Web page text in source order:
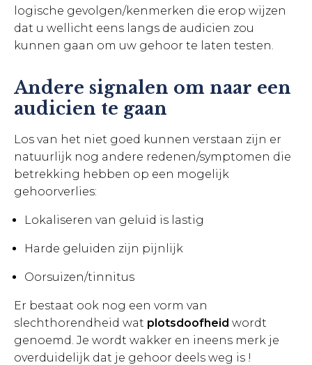
logische gevolgen/kenmerken die erop wijzen
dat u wellicht eens langs de audicien zou
kunnen gaan om uw gehoor te laten testen.
Andere signalen om naar een
audicien te gaan
Los van het niet goed kunnen verstaan zijn er
natuurlijk nog andere redenen/symptomen die
betrekking hebben op een mogelijk
gehoorverlies:
Lokaliseren van geluid is lastig
Harde geluiden zijn pijnlijk
Oorsuizen/tinnitus
Er bestaat ook nog een vorm van
slechthorendheid wat plotsdoofheid wordt
genoemd. Je wordt wakker en ineens merk je
overduidelijk dat je gehoor deels weg is !